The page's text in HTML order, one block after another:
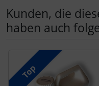
Kunden, die
haben auch
Es folgt ein
Top